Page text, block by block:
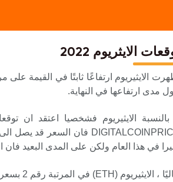
الايثريوم 2022
الايثيريوم ارتفاعًا ثابتًا في
مدى ارتفاعها في النهاية.
في هذا العام ولكن على المدى البعيد فان